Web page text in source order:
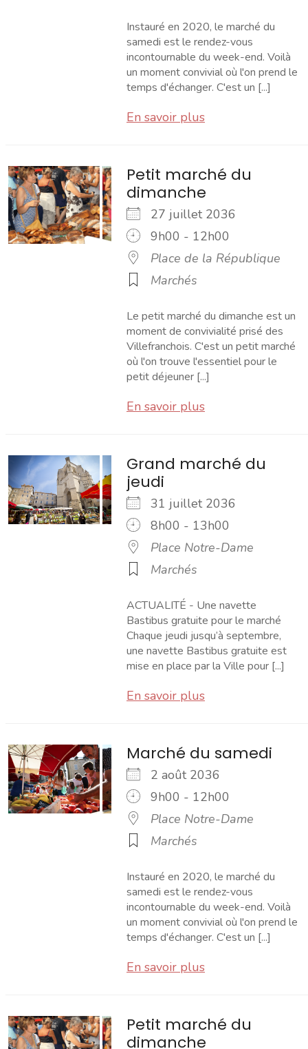
Instauré en 2020, le marché du
samedi est le rendez-vous
incontournable du week-end. Voilà
un moment convivial où l'on prend le
temps d'échanger. C'est un [...]
En savoir plus
Petit marché du
dimanche
27 juillet 2036
9h00 - 12h00
Place de la République
Marchés
Le petit marché du dimanche est un
moment de convivialité prisé des
Villefranchois. C'est un petit marché
où l'on trouve l'essentiel pour le
petit déjeuner [...]
En savoir plus
Grand marché du
jeudi
31 juillet 2036
8h00 - 13h00
Place Notre-Dame
Marchés
ACTUALITÉ - Une navette
Bastibus gratuite pour le marché
Chaque jeudi jusqu’à septembre,
une navette Bastibus gratuite est
mise en place par la Ville pour [...]
En savoir plus
Marché du samedi
2 août 2036
9h00 - 12h00
Place Notre-Dame
Marchés
Instauré en 2020, le marché du
samedi est le rendez-vous
incontournable du week-end. Voilà
un moment convivial où l'on prend le
temps d'échanger. C'est un [...]
En savoir plus
Petit marché du
dimanche